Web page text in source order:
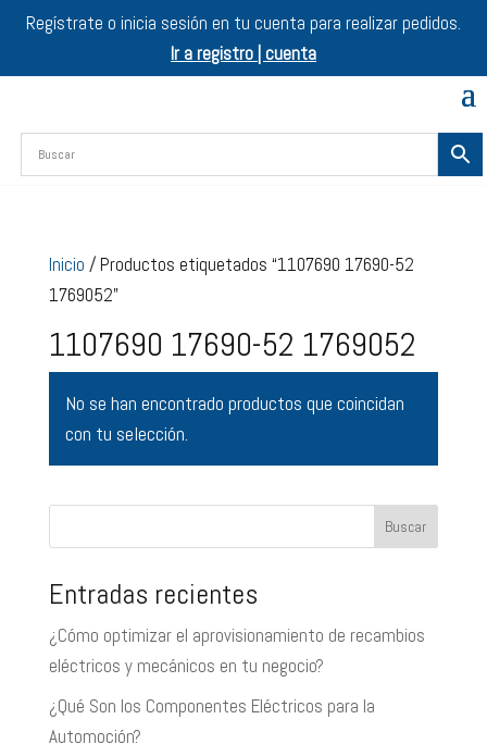
Regístrate o inicia sesión en tu cuenta para realizar pedidos.
Ir a registro | cuenta
Inicio / Productos etiquetados “1107690 17690-52
1769052”
1107690 17690-52 1769052
No se han encontrado productos que coincidan
con tu selección.
Buscar
Entradas recientes
¿Cómo optimizar el aprovisionamiento de recambios
eléctricos y mecánicos en tu negocio?
¿Qué Son los Componentes Eléctricos para la
Automoción?